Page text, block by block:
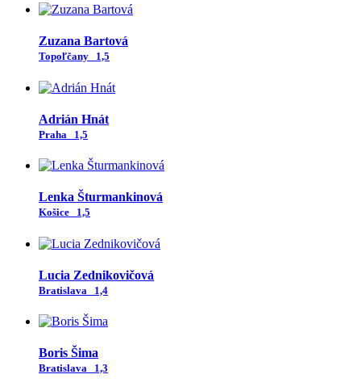
Zuzana Bartová
Topoľčany 1,5
Adrián Hnát
Praha 1,5
Lenka Šturmankinová
Košice 1,5
Lucia Zednikovičová
Bratislava 1,4
Boris Šima
Bratislava 1,3